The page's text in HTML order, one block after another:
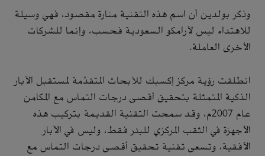
وذكر بولدين أن اسم هذه التقنية منارة مقصود، فهي وسيلة
للاهتداء ليس لأرامكو السعودية فحسب، وإنما للشركات
الأخرى العاملة.
انطلقت رؤية مركز إكسبك للأبحاث المتقدِّمة لمستقبل الآبار
الذكية المتمثلة بتحقيق أقصى درجات التماس مع المكامن
عام 2007م، وقد سمحت التقنية القديمة بتركيب هذه
الأجهزة في الثقب المركزي للبئر فقط، وليس في الآبار
الأفقية، وتسعى تقنية تحقيق أقصى درجات التماس مع